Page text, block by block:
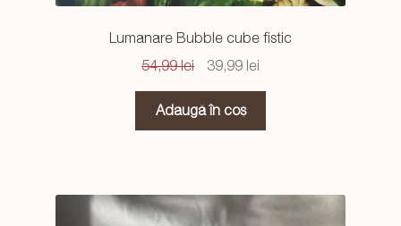
Lumanare Bubble cube fistic
54,99lei
Prețul
a
fost:
39,99 leiPrețul
39,99 lei.
Adaugă în coș